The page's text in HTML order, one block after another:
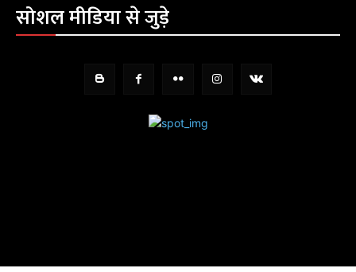
सोशल मीडिया से जुड़े